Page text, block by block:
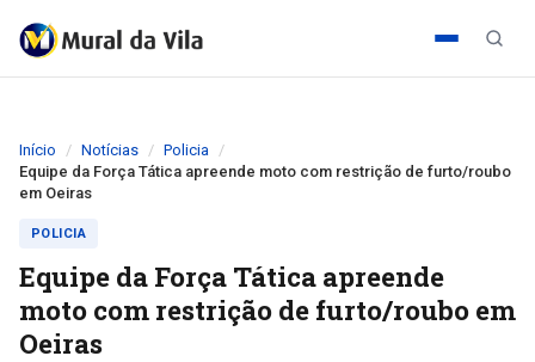
Início Notícias
Policia
Equipe da Força Tática apreende moto com restrição de furto/roubo
em Oeiras
POLICIA
Equipe da Força Tática apreende
moto com restrição de furto/roubo em
Oeiras